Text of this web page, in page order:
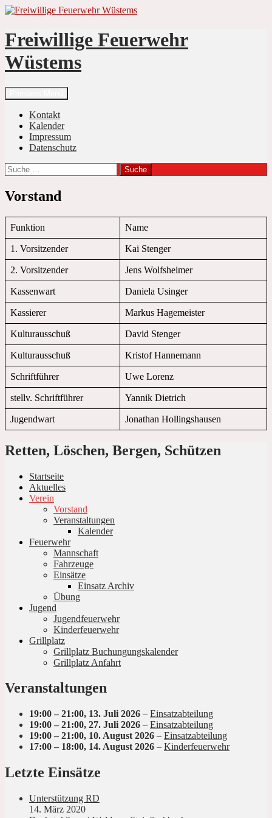
Zum
springen
Freiwillige Feuerwehr
Wüstems
Suchen
Kontakt
Kalender
Impressum
Datenschutz
Suche
nach:
Vorstand
Funktion Name
1. Vorsitzender Kai Stenger
2. Vorsitzender Jens Wolfsheimer
Kassenwart Daniela Usinger
Kassierer Markus Hagemeister
Kulturausschuß David Stenger
Kulturausschuß Kristof Hannemann
Schriftführer Uwe Lorenz
stellv. Schriftführer Yannik Dietrich
Jugendwart Jonathan Hollingshausen
Retten, Löschen, Bergen, Schützen
Startseite
Aktuelles
Verein
Vorstand
Veranstaltungen
Kalender
Feuerwehr
Mannschaft
Fahrzeuge
Einsätze
Einsatz Archiv
Übung
Jugend
Jugendfeuerwehr
Kinderfeuerwehr
Grillplatz
Grillplatz Buchungungskalender
Grillplatz Anfahrt
Veranstaltungen
19:00 – 21:00, 13. Juli 2026 – Einsatzabteilung
19:00 – 21:00, 27. Juli 2026 – Einsatzabteilung
19:00 – 21:00, 10. August 2026 – Einsatzabteilung
17:00 – 18:00, 14. August 2026 – Kinderfeuerwehr
Letzte Einsätze
Unterstützung RD
14. März 2020